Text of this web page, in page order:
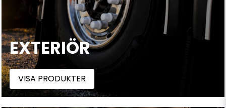
EXTERIÖR
VISA PRODUKTER